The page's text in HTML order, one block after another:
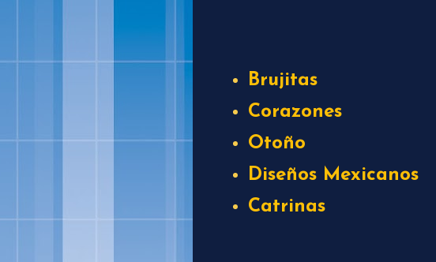
Brujitas
Corazones
Otoño
Diseños Mexicanos
Catrinas